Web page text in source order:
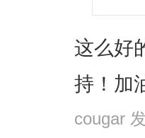
这么好
持！加
cougar